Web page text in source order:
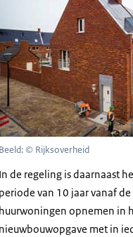
Beeld: © Rijksoverheid
In de regeling is daarnaast
periode van 10 jaar vanaf
huurwoningen opnemen in
nieuwbouwopgave met in